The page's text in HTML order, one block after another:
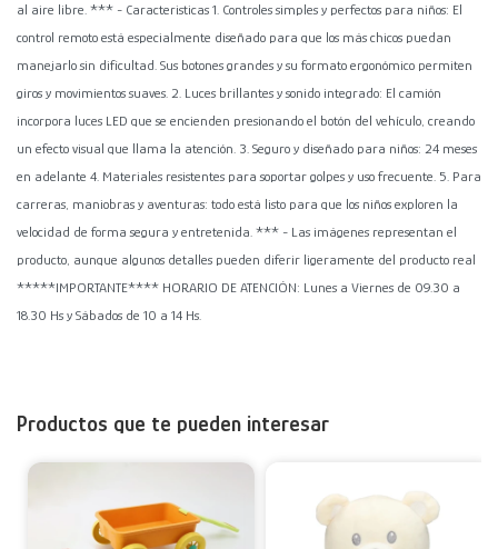
al aire libre. *** - Caracteristicas 1. Controles simples y perfectos para niños: El
control remoto está especialmente diseñado para que los más chicos puedan
manejarlo sin dificultad. Sus botones grandes y su formato ergonómico permiten
giros y movimientos suaves. 2. Luces brillantes y sonido integrado: El camión
incorpora luces LED que se encienden presionando el botón del vehículo, creando
un efecto visual que llama la atención. 3. Seguro y diseñado para niños: 24 meses
en adelante 4. Materiales resistentes para soportar golpes y uso frecuente. 5. Para
carreras, maniobras y aventuras: todo está listo para que los niños exploren la
velocidad de forma segura y entretenida. *** - Las imágenes representan el
producto, aunque algunos detalles pueden diferir ligeramente del producto real
*****IMPORTANTE**** HORARIO DE ATENCIÓN: Lunes a Viernes de 09.30 a
18.30 Hs y Sábados de 10 a 14 Hs.
Productos que te pueden interesar